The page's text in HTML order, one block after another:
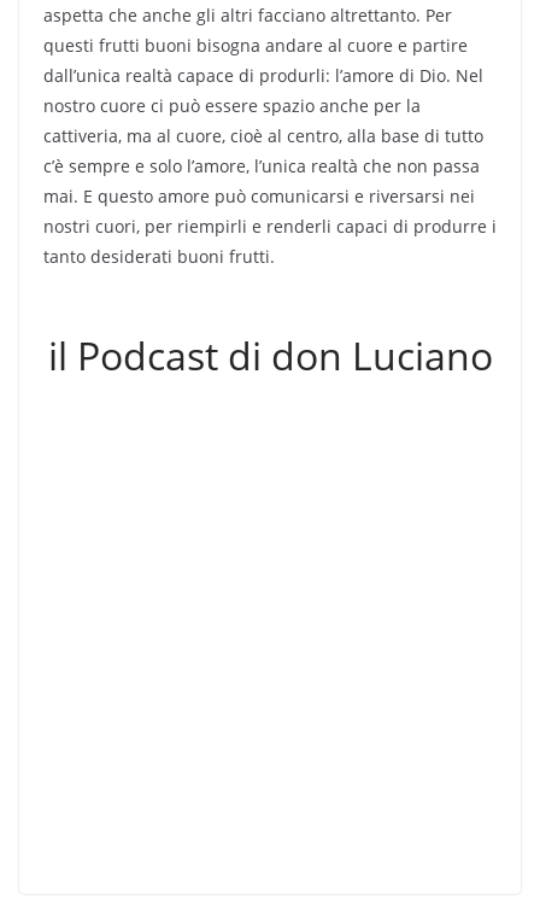
aspetta che anche gli altri facciano altrettanto. Per
questi frutti buoni bisogna andare al cuore e partire
dall’unica realtà capace di produrli: l’amore di Dio. Nel
nostro cuore ci può essere spazio anche per la
cattiveria, ma al cuore, cioè al centro, alla base di tutto
c’è sempre e solo l’amore, l’unica realtà che non passa
mai. E questo amore può comunicarsi e riversarsi nei
nostri cuori, per riempirli e renderli capaci di produrre i
tanto desiderati buoni frutti.
il Podcast di don Luciano